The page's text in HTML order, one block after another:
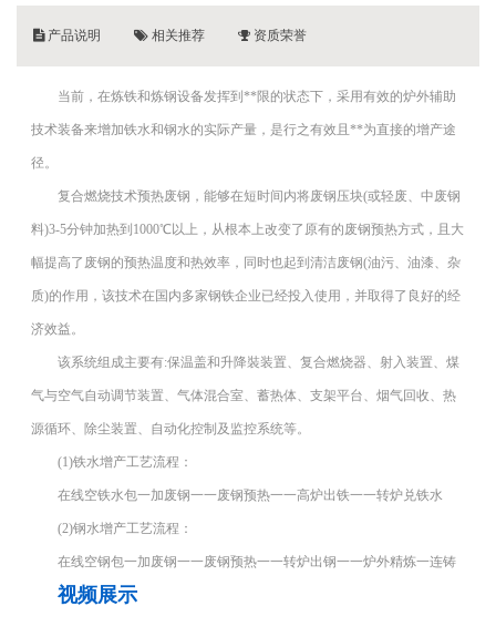
产品说明 相关推荐 资质荣誉
当前，在炼铁和炼钢设备发挥到**限的状态下，采用有效的炉外辅助
技术装备来增加铁水和钢水的实际产量，是行之有效且**为直接的增产途
径。
复合燃烧技术预热废钢，能够在短时间内将废钢压块(或轻废、中废钢
料)3-5分钟加热到1000℃以上，从根本上改变了原有的废钢预热方式，且大
幅提高了废钢的预热温度和热效率，同时也起到清洁废钢(油污、油漆、杂
质)的作用，该技术在国内多家钢铁企业已经投入使用，并取得了良好的经
济效益。
该系统组成主要有:保温盖和升降裝装置、复合燃烧器、射入装置、煤
气与空气自动调节装置、气体混合室、蓄热体、支架平台、烟气回收、热
源循环、除尘装置、自动化控制及监控系统等。
(1)铁水增产工艺流程：
在线空铁水包一加废钢一一废钢预热一一高炉出铁一一转炉兑铁水
(2)钢水增产工艺流程：
在线空钢包一加废钢一一废钢预热一一转炉出钢一一炉外精炼一连铸
视频展示